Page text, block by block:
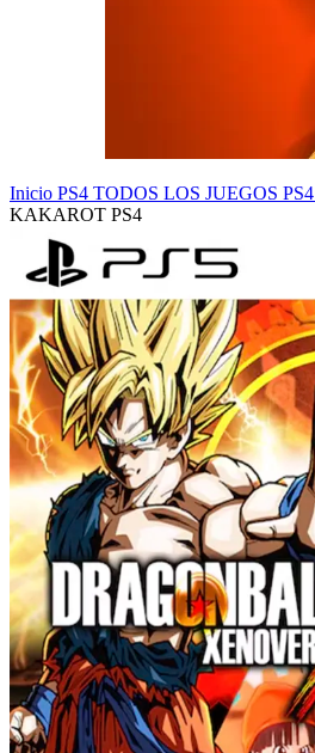
Inicio PS4 TODOS LOS JUEGOS PS4
KAKAROT PS4